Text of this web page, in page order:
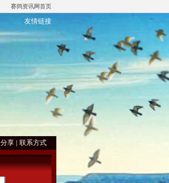
赛鸽资讯网首页
友情链接
分享 联系方式